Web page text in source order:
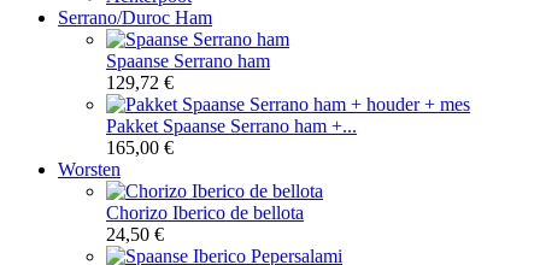
Serrano/Duroc Ham
Spaanse Serrano ham
129,72 €
Pakket Spaanse Serrano ham +...
165,00 €
Worsten
Chorizo Iberico de bellota
24,50 €